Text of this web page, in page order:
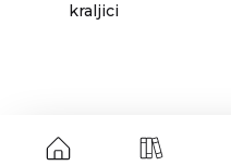
kraljici